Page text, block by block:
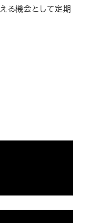
る機会として定期